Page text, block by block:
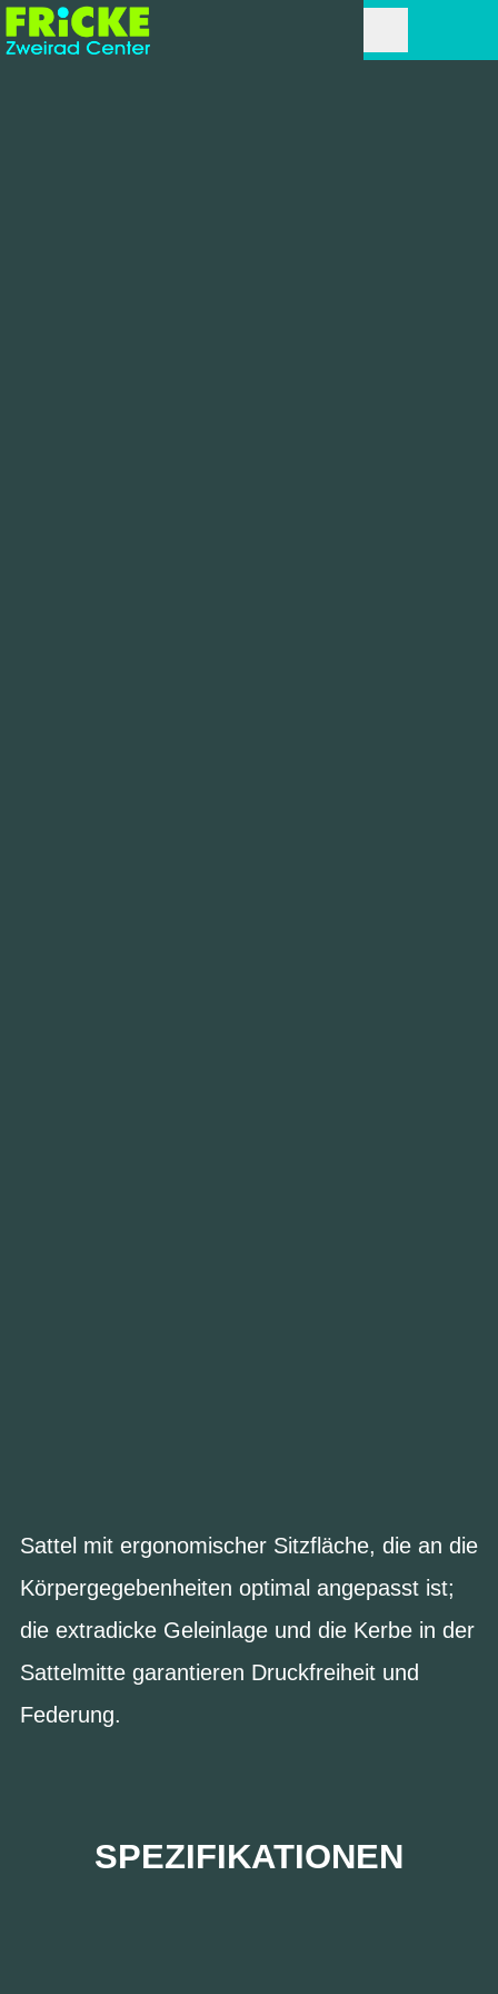
Sattel mit ergonomischer Sitzfläche, die an die
Körpergegebenheiten optimal angepasst ist;
die extradicke Geleinlage und die Kerbe in der
Sattelmitte garantieren Druckfreiheit und
Federung.
SPEZIFIKATIONEN